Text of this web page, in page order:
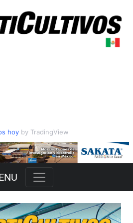
hoyby TradingView